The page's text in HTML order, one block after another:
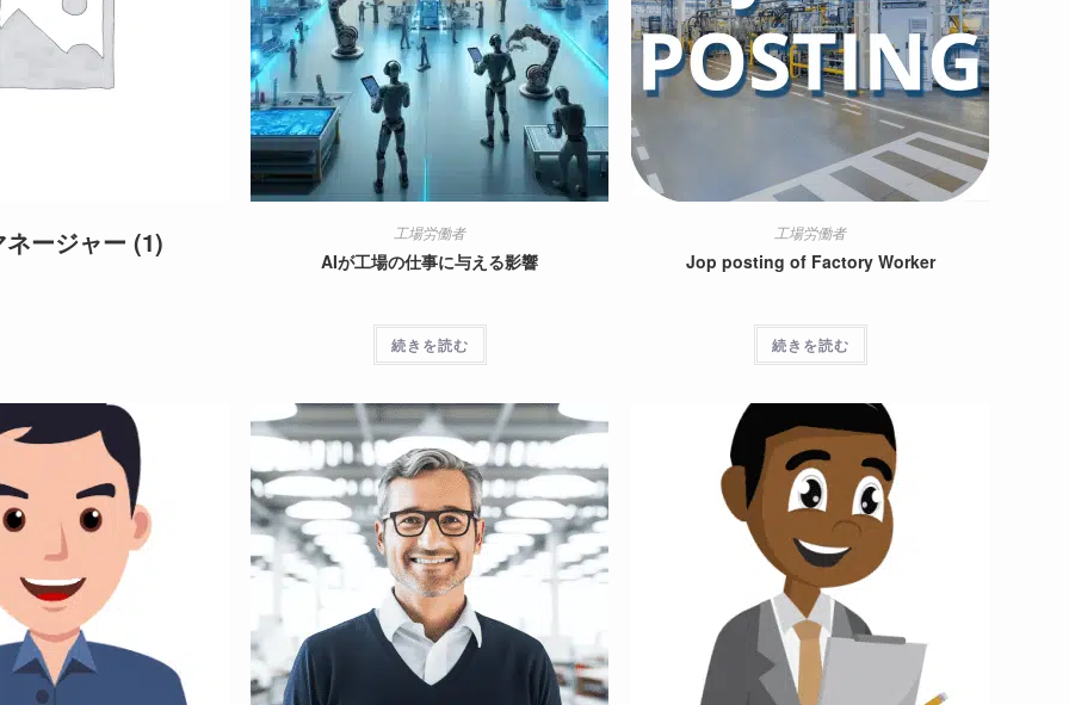
索
を
ネージャー(1) 工場労働者
AIが工場の仕事に与える影響
続きを読む
工場労働者
Jop posting of Factory Worker
続きを読む